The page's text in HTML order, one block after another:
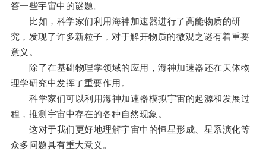
答一些宇宙中的谜题。
比如，科学家们利用海神加速器进行了高能物质的研
究，发现了许多新粒子，对于解开物质的微观之谜有着重要
意义。
除了在基础物理学领域的应用，海神加速器还在天体物
理学研究中发挥了重要作用。
科学家们可以利用海神加速器模拟宇宙的起源和发展过
程，推测宇宙中存在的各种自然现象。
这对于我们更好地理解宇宙中的恒星形成、星系演化等
众多问题具有重大意义。